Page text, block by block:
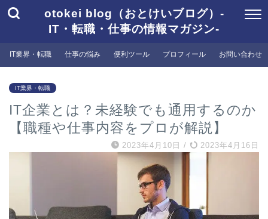
otokei blog（おとけいブログ）-
IT・転職・仕事の情報マガジン-
IT業界・転職 仕事の悩み 便利ツール プロフィール お問い合わせ
IT業界・転職
IT企業とは？未経験でも通用するのか
【職種や仕事内容をプロが解説】
2023年4月10日 / 2023年4月16日